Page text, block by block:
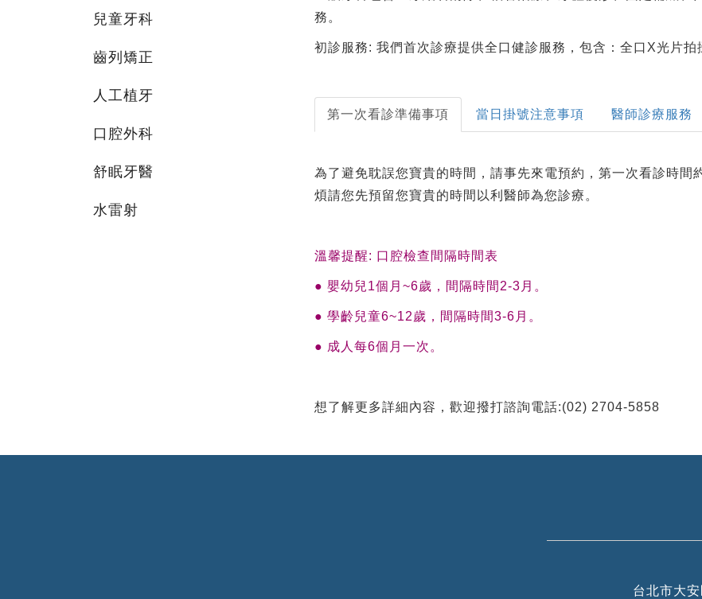
兒童牙科
齒列矯正
人工植牙
口腔外科
舒眠牙醫
水雷射
務。
初診服務: 我們首次診療提供全口健診服務，包含：全口X光片
第一次看診準備事項 當日掛號注意事項 醫師診療服務
為了避免耽誤您寶貴的時間，請事先來電預約，第一次看診時間
煩請您先預留您寶貴的時間以利醫師為您診療。
溫馨提醒: 口腔檢查間隔時間表
● 嬰幼兒1個月~6歲，間隔時間2-3月。
● 學齡兒童6~12歲，間隔時間3-6月。
● 成人每6個月一次。
想了解更多詳細內容，歡迎撥打諮詢電話:(02) 2704-5858
台北市大